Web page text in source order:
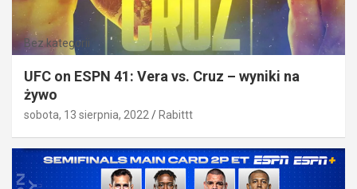
Bez kategorii
UFC on ESPN 41: Vera vs. Cruz – wyniki na
żywo
sobota, 13 sierpnia, 2022 Rabittt